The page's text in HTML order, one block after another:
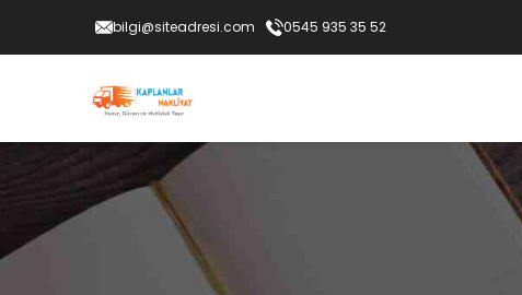
bilgi@siteadresi.com 0545 935 35 52